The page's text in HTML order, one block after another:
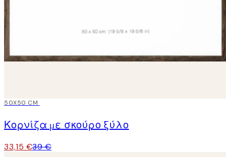
15%*
50X50 CM
Κορνίζα με σκούρο ξύλο
33,15 €39 €